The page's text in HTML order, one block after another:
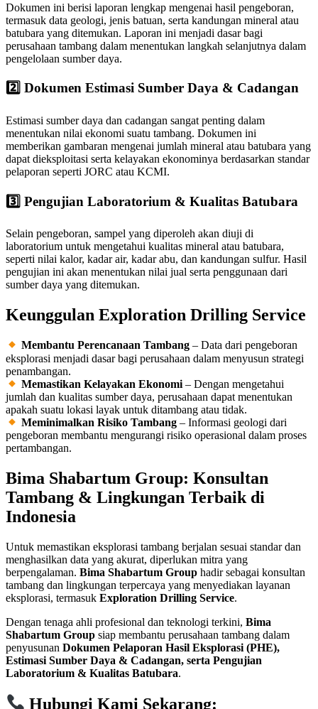
Dokumen ini berisi laporan lengkap mengenai hasil pengeboran,
termasuk data geologi, jenis batuan, serta kandungan mineral atau
batubara yang ditemukan. Laporan ini menjadi dasar bagi
perusahaan tambang dalam menentukan langkah selanjutnya dalam
pengelolaan sumber daya.
2️ Dokumen Estimasi Sumber Daya & Cadangan
Estimasi sumber daya dan cadangan sangat penting dalam
menentukan nilai ekonomi suatu tambang. Dokumen ini
memberikan gambaran mengenai jumlah mineral atau batubara yang
dapat dieksploitasi serta kelayakan ekonominya berdasarkan standar
pelaporan seperti JORC atau KCMI.
3️ Pengujian Laboratorium & Kualitas Batubara
Selain pengeboran, sampel yang diperoleh akan diuji di
laboratorium untuk mengetahui kualitas mineral atau batubara,
seperti nilai kalor, kadar air, kadar abu, dan kandungan sulfur. Hasil
pengujian ini akan menentukan nilai jual serta penggunaan dari
sumber daya yang ditemukan.
Keunggulan Exploration Drilling Service
Membantu Perencanaan Tambang – Data dari pengeboran
eksplorasi menjadi dasar bagi perusahaan dalam menyusun strategi
penambangan.
Memastikan Kelayakan Ekonomi – Dengan mengetahui
jumlah dan kualitas sumber daya, perusahaan dapat menentukan
apakah suatu lokasi layak untuk ditambang atau tidak.
Meminimalkan Risiko Tambang – Informasi geologi dari
pengeboran membantu mengurangi risiko operasional dalam proses
pertambangan.
Bima Shabartum Group: Konsultan
Tambang & Lingkungan Terbaik di
Indonesia
Untuk memastikan eksplorasi tambang berjalan sesuai standar dan
menghasilkan data yang akurat, diperlukan mitra yang
berpengalaman. Bima Shabartum Group hadir sebagai konsultan
tambang dan lingkungan terpercaya yang menyediakan layanan
eksplorasi, termasuk Exploration Drilling Service.
Dengan tenaga ahli profesional dan teknologi terkini, Bima
Shabartum Group siap membantu perusahaan tambang dalam
penyusunan Dokumen Pelaporan Hasil Eksplorasi (PHE),
Estimasi Sumber Daya & Cadangan, serta Pengujian
Laboratorium & Kualitas Batubara.
Hubungi Kami Sekarang: